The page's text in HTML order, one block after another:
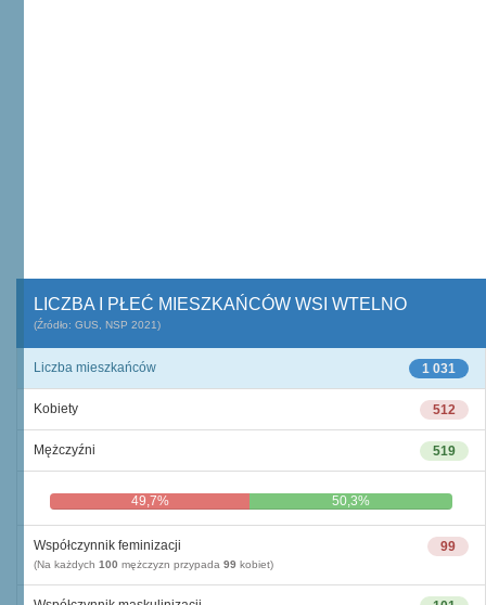
LICZBA I PŁEĆ MIESZKAŃCÓW WSI WTELNO
(Źródło: GUS, NSP 2021)
1 031
Liczba mieszkańców
512
Kobiety
519
Mężczyźni
49,7% 50,3%
99
Współczynnik feminizacji
(Na każdych 100 mężczyzn przypada 99 kobiet)